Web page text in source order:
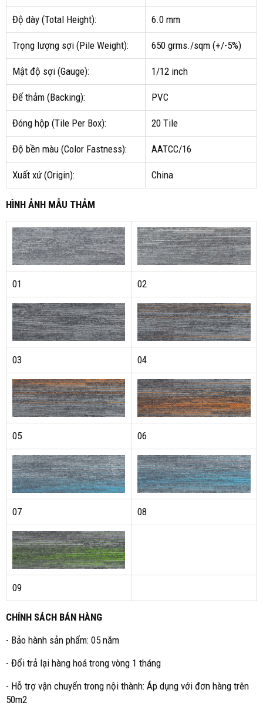
Độ dày (Total Height): 6.0 mm
Trọng lượng sợi (Pile Weight): 650 grms./sqm (+/-5%)
Mật độ sợi (Gauge): 1/12 inch
Đế thảm (Backing): PVC
Đóng hộp (Tile Per Box): 20 Tile
Độ bền màu (Color Fastness): AATCC/16
Xuất xứ (Origin): China
HÌNH ẢNH MẪU THẢM
01 02
03 04
05 06
07 08
09
CHÍNH SÁCH BÁN HÀNG
- Bảo hành sản phẩm: 05 năm
- Đổi trả lại hàng hoá trong vòng 1 tháng
- Hỗ trợ vận chuyển trong nội thành: Áp dụng với đơn hàng trên
50m2